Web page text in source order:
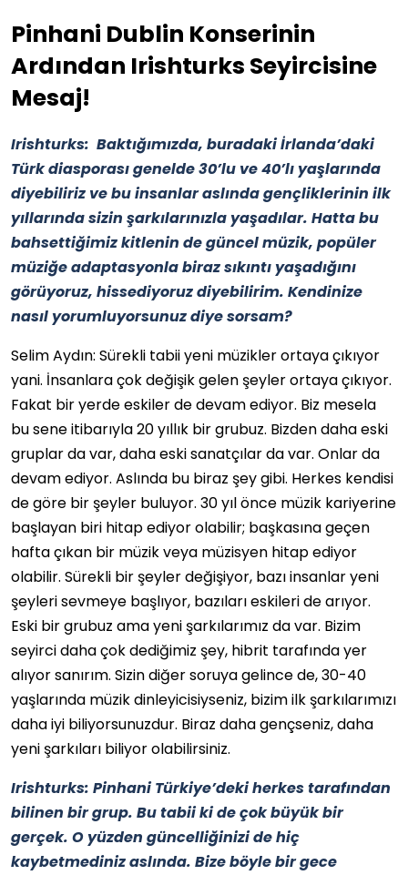
Pinhani Dublin Konserinin
Ardından Irishturks Seyircisine
Mesaj!
Irishturks: Baktığımızda, buradaki İrlanda’daki
Türk diasporası genelde 30’lu ve 40’lı yaşlarında
diyebiliriz ve bu insanlar aslında gençliklerinin ilk
yıllarında sizin şarkılarınızla yaşadılar. Hatta bu
bahsettiğimiz kitlenin de güncel müzik, popüler
müziğe adaptasyonla biraz sıkıntı yaşadığını
görüyoruz, hissediyoruz diyebilirim. Kendinize
nasıl yorumluyorsunuz diye sorsam?
Selim Aydın: Sürekli tabii yeni müzikler ortaya çıkıyor
yani. İnsanlara çok değişik gelen şeyler ortaya çıkıyor.
Fakat bir yerde eskiler de devam ediyor. Biz mesela
bu sene itibarıyla 20 yıllık bir grubuz. Bizden daha eski
gruplar da var, daha eski sanatçılar da var. Onlar da
devam ediyor. Aslında bu biraz şey gibi. Herkes kendisi
de göre bir şeyler buluyor. 30 yıl önce müzik kariyerine
başlayan biri hitap ediyor olabilir; başkasına geçen
hafta çıkan bir müzik veya müzisyen hitap ediyor
olabilir. Sürekli bir şeyler değişiyor, bazı insanlar yeni
şeyleri sevmeye başlıyor, bazıları eskileri de arıyor.
Eski bir grubuz ama yeni şarkılarımız da var. Bizim
seyirci daha çok dediğimiz şey, hibrit tarafında yer
alıyor sanırım. Sizin diğer soruya gelince de, 30-40
yaşlarında müzik dinleyicisiyseniz, bizim ilk şarkılarımızı
daha iyi biliyorsunuzdur. Biraz daha gençseniz, daha
yeni şarkıları biliyor olabilirsiniz.
Irishturks: Pinhani Türkiye’deki herkes tarafından
bilinen bir grup. Bu tabii ki de çok büyük bir
gerçek. O yüzden güncelliğinizi de hiç
kaybetmediniz aslında. Bize böyle bir gece